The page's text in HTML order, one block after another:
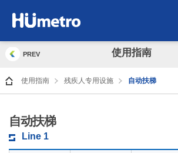
PREV 使用指南
使用指南 残疾人专用设施 自动扶梯
自动扶梯
Line 1